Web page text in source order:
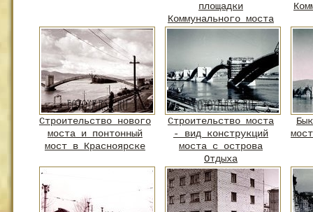
площадки
Коммунального моста
Строительство нового
моста и понтонный
мост в Красноярске
Строительство моста
- вид конструкций
моста с острова
Отдыха